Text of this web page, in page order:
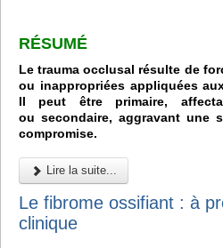
RÉSUMÉ
Le trauma occlusal résulte de
ou inappropriées appliquées
Il peut être primaire,
ou secondaire, aggravant une
compromise.
Lire la suite...
Le fibrome ossifiant : à
clinique